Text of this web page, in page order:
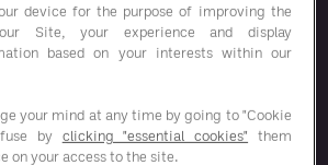
device for the purpose of improving the
Site, your experience and display
based on your interests within our
your mind at any time by going to "Cookie
by clicking "essential cookies" them
on your access to the site.